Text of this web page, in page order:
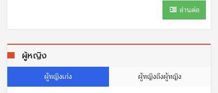
อ่านต่อ
ผู้หญิง
ผู้หญิงเก่ง ผู้หญิงถึงผู้หญิง